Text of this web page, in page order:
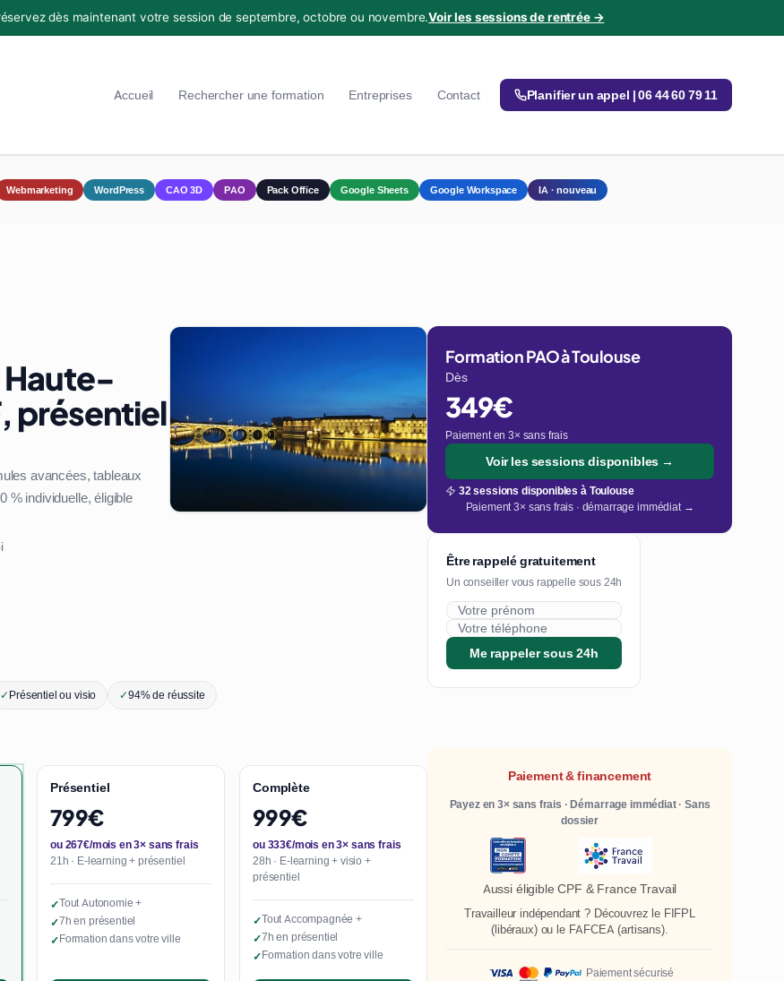
dès maintenant votre session de septembre, octobre ou novembre.Voir les sessions de rentrée →
Accueil Rechercher une formation Entreprises Contact Planifier un appel | 06 44 60 79 11
Webmarketing WordPress CAO 3D PAO Pack Office Google Sheets Google Workspace IA · nouveau
Haute-
présentiel
avancées, tableaux
% individuelle, éligible
✓Présentiel ou visio ✓94% de réussite
Présentiel
799€
ou 267€/mois en 3× sans frais
21h · E-learning + présentiel
✓Tout Autonomie +
✓7h en présentiel
✓Formation dans votre ville
Complète
999€
ou 333€/mois en 3× sans frais
28h · E-learning + visio +
présentiel
✓Tout Accompagnée +
✓7h en présentiel
✓Formation dans votre ville
Formation PAO à Toulouse
Dès
349€
Paiement en 3× sans frais
Voir les sessions disponibles →
32 sessions disponibles à Toulouse
Paiement 3× sans frais · démarrage immédiat →
Être rappelé gratuitement
Un conseiller vous rappelle sous 24h
Me rappeler sous 24h
Paiement & financement
Payez en 3× sans frais · Démarrage immédiat · Sans
dossier
Aussi éligible CPF & France Travail
Travailleur indépendant ? Découvrez le FIFPL
(libéraux) ou le FAFCEA (artisans).
Paiement sécurisé